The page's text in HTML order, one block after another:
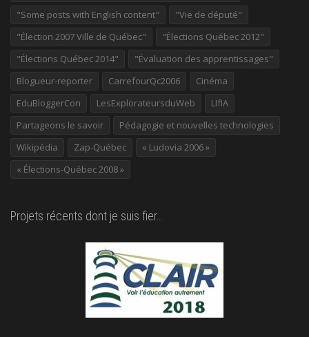
"Some posts with English content"
"Vie de député"
"Élection 2007 Ville de Québec"
"Élections Québec 2012"
"Élections Québec 2014"
"Évaluation des apprentissages"
Blogueur-reporter
CarrefourQc2006
Cinéma
EduBloggerCon
LesExplorateursduWeb
LIfIA
Partageons le savoir
Pédagogie et nouvelles technologies
Wikipédia
Zap-Québec
« Ludovia 2006 »
« Élections-Québec 2008 »
Projets récents dont je suis fier…